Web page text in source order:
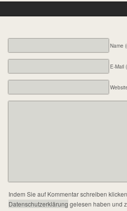
Name
E-Mail
Indem Sie auf Kommentar schreiben
Datenschutzerklärung gelesen haben und